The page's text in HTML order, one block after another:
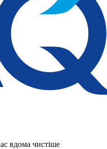
вдома чистіше